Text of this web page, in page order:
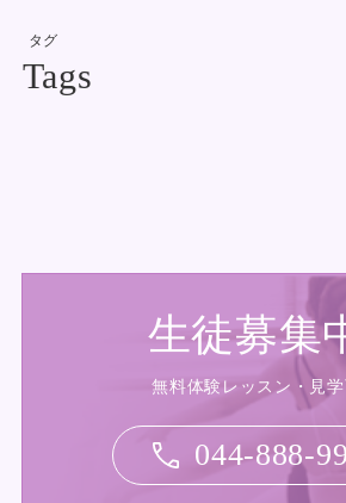
タグ
生徒募集
無料体験レッスン・見学
044-888-